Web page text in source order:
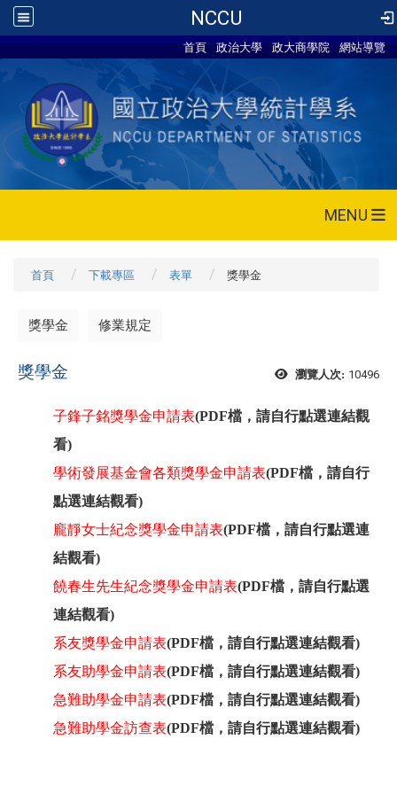
NCCU
首頁 政治大學 政大商學院 網站導覽
MENU
首頁 下載專區 表單 獎學金
獎學金 修業規定
瀏覽人次: 10496
獎學金
子鋒子銘獎學金申請表(PDF檔，請自行點選連結觀
看)
學術發展基金會各類獎學金申請表(PDF檔，請自行
點選連結觀看)
龐靜女士紀念獎學金申請表(PDF檔，請自行點選連
結觀看)
饒春生先生紀念獎學金申請表(PDF檔，請自行點選
連結觀看)
系友獎學金申請表(PDF檔，請自行點選連結觀看)
系友助學金申請表(PDF檔，請自行點選連結觀看)
急難助學金申請表(PDF檔，請自行點選連結觀看)
急難助學金訪查表(PDF檔，請自行點選連結觀看)